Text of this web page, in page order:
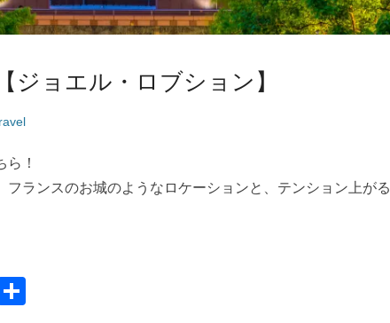
ジョエル・ロブション】
！
ランスのお城のようなロケーションと、テンション上がる
H